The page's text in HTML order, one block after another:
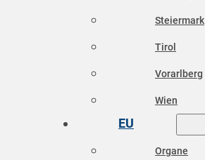
Steiermark
Tirol
Vorarlberg
Wien
EU
Organe